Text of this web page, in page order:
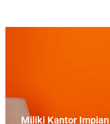
Miliki Kantor